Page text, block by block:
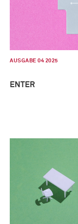
AUSGABE 04 2025
ENTER